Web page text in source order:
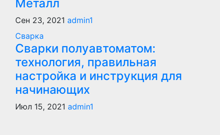
Металл
Сен 23, 2021 admin1
Сварка
Сварки полуавтоматом:
технология, правильная
настройка и инструкция для
начинающих
Июл 15, 2021 admin1